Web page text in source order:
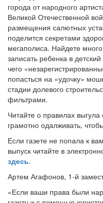
города от народного
Великой Отечественной
размещения салютных
поделится секретами
мегаполиса. Найдете
записать ребенка в
чего
попасться на «удочку»
стадии долевого
фильтрами.
Читайте о правилах выгула
грамотно одалживать,
Если газете не попала к
выпуск читайте в
здесь.
Артем Агафонов, 1-й
«Если ваши права были